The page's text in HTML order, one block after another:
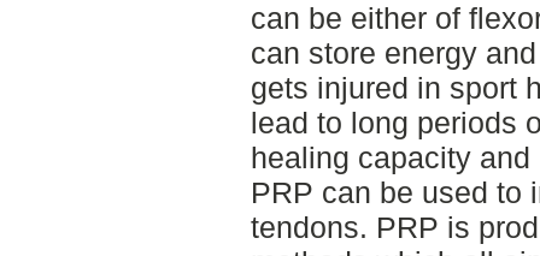
can be either of
can store energy
gets injured in sport
lead to long periods
healing capacity
PRP can be used to
tendons. PRP is